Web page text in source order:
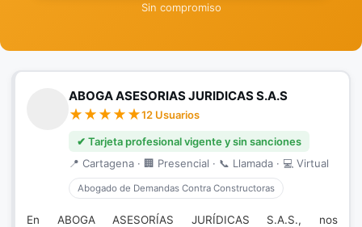
Sin compromiso
ABOGA ASESORIAS JURIDICAS S.A.S
12 Usuarios
✔ Tarjeta profesional vigente y sin sanciones
📍 Cartagena · 🏢 Presencial · 📞 Llamada · 💻 Virtual
Abogado de Demandas Contra Constructoras
En ABOGA ASESORÍAS JURÍDICAS S.A.S., nos